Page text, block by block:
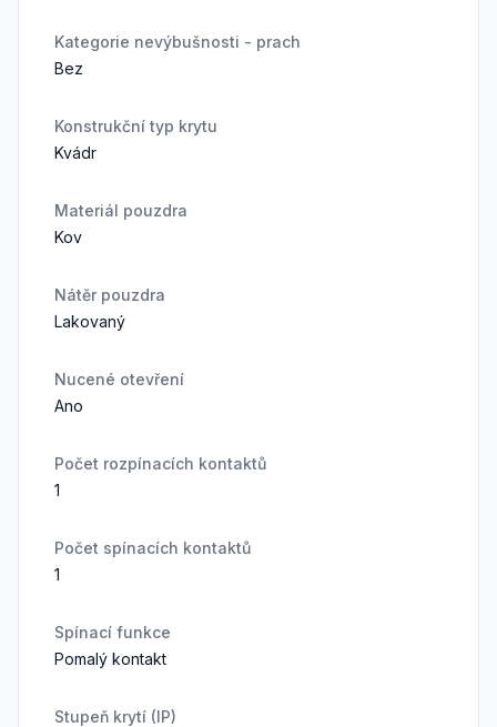
Kategorie nevýbušnosti - prach
Bez
Konstrukční typ krytu
Kvádr
Materiál pouzdra
Kov
Nátěr pouzdra
Lakovaný
Nucené otevření
Ano
Počet rozpínacích kontaktů
1
Počet spínacích kontaktů
1
Spínací funkce
Pomalý kontakt
Stupeň krytí (IP)